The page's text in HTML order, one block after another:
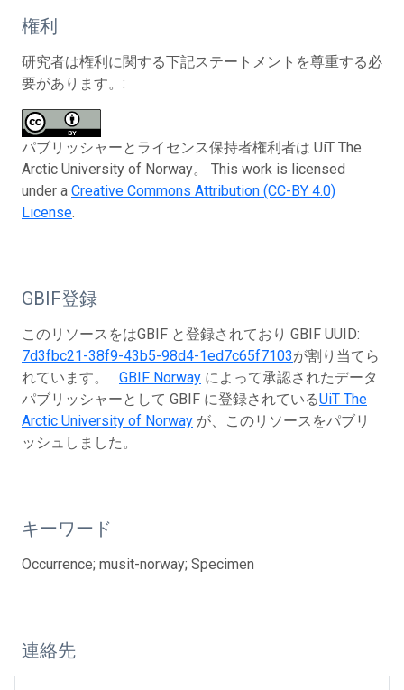
権利
研究者は権利に関する下記ステートメントを尊重する必
要があります。:
パブリッシャーとライセンス保持者権利者は UiT The
Arctic University of Norway。 This work is licensed
under a Creative Commons Attribution (CC-BY 4.0)
License.
GBIF登録
このリソースをはGBIF と登録されており GBIF UUID:
7d3fbc21-38f9-43b5-98d4-1ed7c65f7103が割り当てら
れています。 GBIF Norway によって承認されたデータ
パブリッシャーとして GBIF に登録されているUiT The
Arctic University of Norway が、このリソースをパブリ
ッシュしました。
キーワード
Occurrence; musit-norway; Specimen
連絡先